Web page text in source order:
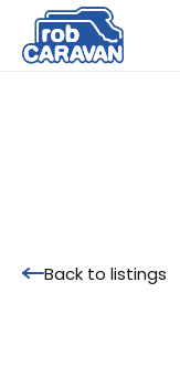
Back to listings